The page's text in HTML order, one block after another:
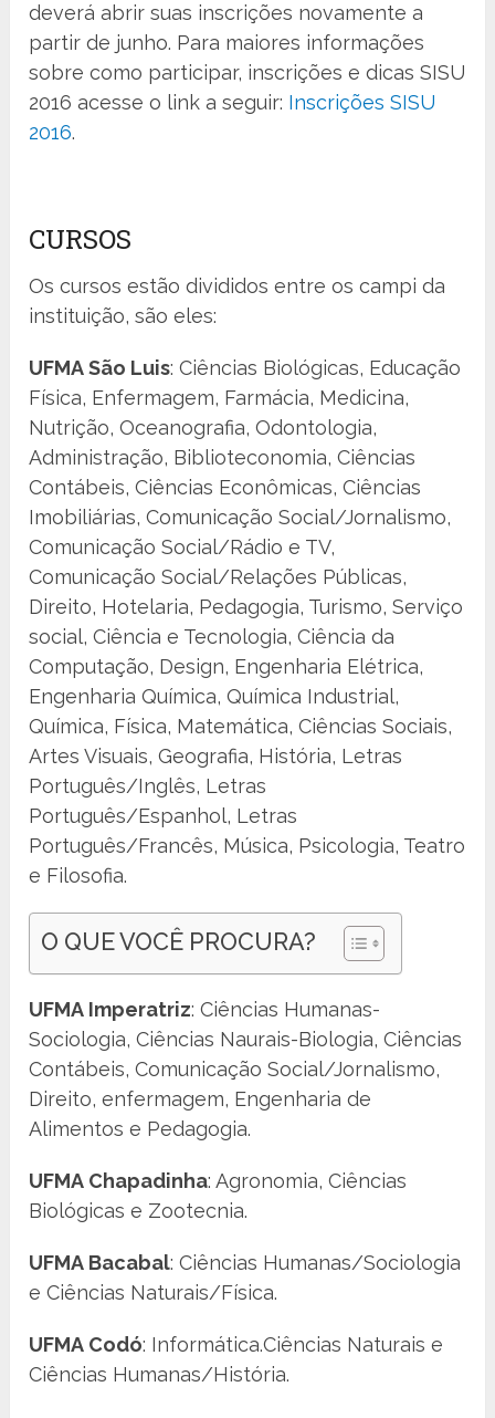
deverá abrir suas inscrições novamente a
partir de junho. Para maiores informações
sobre como participar, inscrições e dicas SISU
2016 acesse o link a seguir: Inscrições SISU
2016.
CURSOS
Os cursos estão divididos entre os campi da
instituição, são eles:
UFMA São Luis: Ciências Biológicas, Educação
Física, Enfermagem, Farmácia, Medicina,
Nutrição, Oceanografia, Odontologia,
Administração, Biblioteconomia, Ciências
Contábeis, Ciências Econômicas, Ciências
Imobiliárias, Comunicação Social/Jornalismo,
Comunicação Social/Rádio e TV,
Comunicação Social/Relações Públicas,
Direito, Hotelaria, Pedagogia, Turismo, Serviço
social, Ciência e Tecnologia, Ciência da
Computação, Design, Engenharia Elétrica,
Engenharia Química, Química Industrial,
Química, Física, Matemática, Ciências Sociais,
Artes Visuais, Geografia, História, Letras
Português/Inglês, Letras
Português/Espanhol, Letras
Português/Francês, Música, Psicologia, Teatro
e Filosofia.
O QUE VOCÊ PROCURA?
UFMA Imperatriz: Ciências Humanas-
Sociologia, Ciências Naurais-Biologia, Ciências
Contábeis, Comunicação Social/Jornalismo,
Direito, enfermagem, Engenharia de
Alimentos e Pedagogia.
UFMA Chapadinha: Agronomia, Ciências
Biológicas e Zootecnia.
UFMA Bacabal: Ciências Humanas/Sociologia
e Ciências Naturais/Física.
UFMA Codó: Informática.Ciências Naturais e
Ciências Humanas/História.